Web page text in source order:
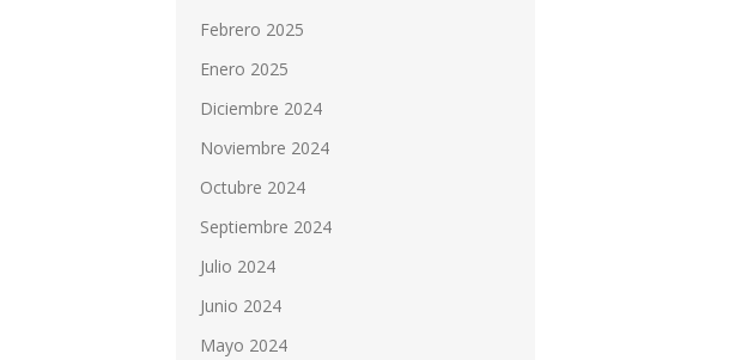
Febrero 2025
Enero 2025
Diciembre 2024
Noviembre 2024
Octubre 2024
Septiembre 2024
Julio 2024
Junio 2024
Mayo 2024